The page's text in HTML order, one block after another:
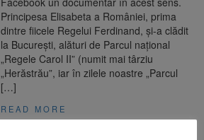
Principesa Elisabeta a României, prima
dintre fiicele Regelui Ferdinand, și-a clădit
la București, alături de Parcul național
„Regele Carol II” (numit mai târziu
„Herăstrău”, iar în zilele noastre „Parcul
[…]
READ MORE